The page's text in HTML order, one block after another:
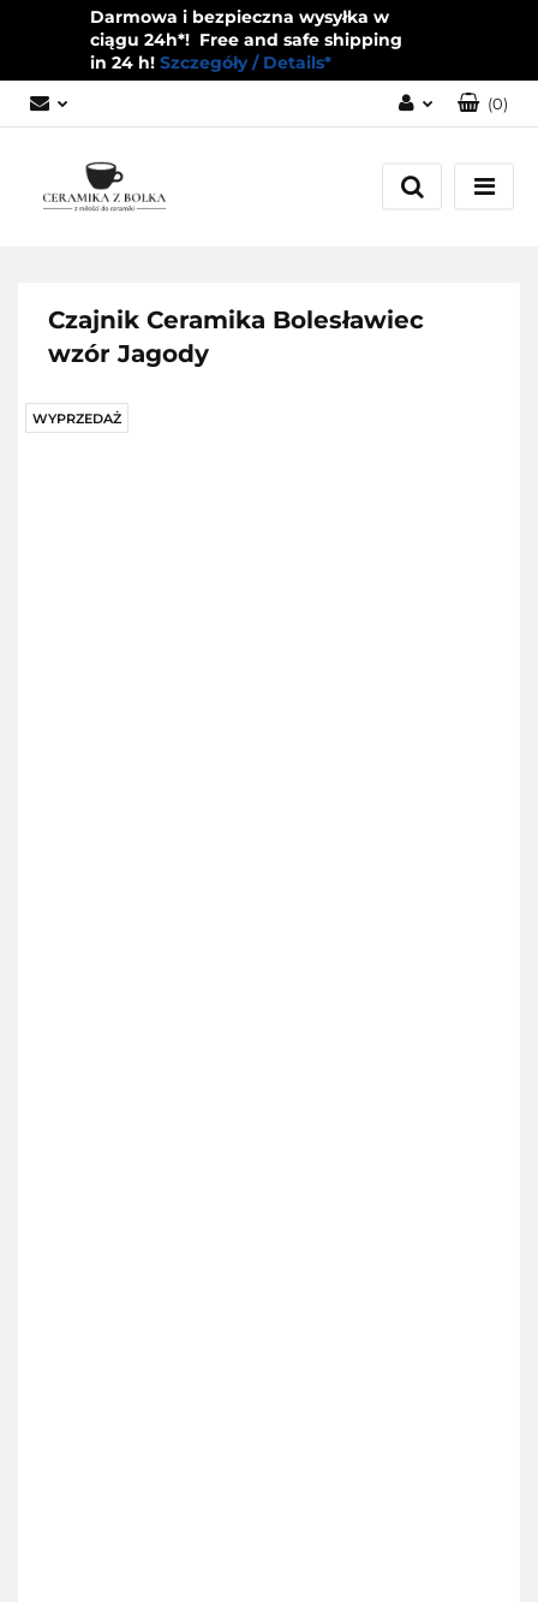
Darmowa i bezpieczna wysyłka w
ciągu 24h*! Free and safe shipping
in 24 h! Szczegóły / Details*
Zaloguj się
Zarejestruj się
(0)
Czajnik Ceramika Bolesławiec
wzór Jagody
WYPRZEDAŻ